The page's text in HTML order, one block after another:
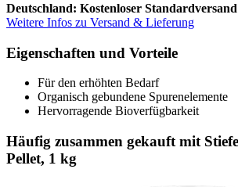
Deutschland: Kostenloser Standardversand
Weitere Infos zu Versand & Lieferung
Eigenschaften und Vorteile
Für den erhöhten Bedarf
Organisch gebundene Spurenelemente
Hervorragende Bioverfügbarkeit
Häufig zusammen gekauft mit
Pellet, 1 kg